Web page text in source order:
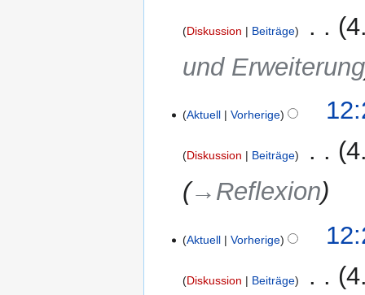
e
t
u
g
z
s
a
m
n
Diskussion Beiträge
und Erweiterung
Aktuell Vorherige
Diskussion Beiträge
→‎Reflexion
Aktuell Vorherige
Diskussion Beiträge